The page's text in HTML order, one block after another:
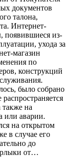
документов
талона,
Интернет-
появившиеся из-
ухода за
магазин
по
конструкций
было собрано
на
или аварии.
на открытом
в случае его
до
от…